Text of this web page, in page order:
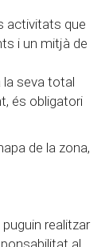
activitats que
i un mitjà de
seva total
és obligatori
de la zona,
realitzar